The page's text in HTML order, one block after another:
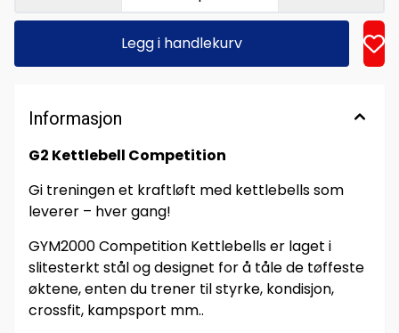
Legg i handlekurv
Informasjon
G2 Kettlebell Competition
Gi treningen et kraftløft med kettlebells som
leverer – hver gang!
GYM2000 Competition Kettlebells er laget i
slitesterkt stål og designet for å tåle de tøffeste
øktene, enten du trener til styrke, kondisjon,
crossfit, kampsport mm..